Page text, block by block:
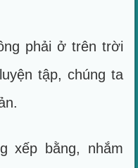
phải ở trên trời
tập, chúng ta
xếp bằng, nhắm